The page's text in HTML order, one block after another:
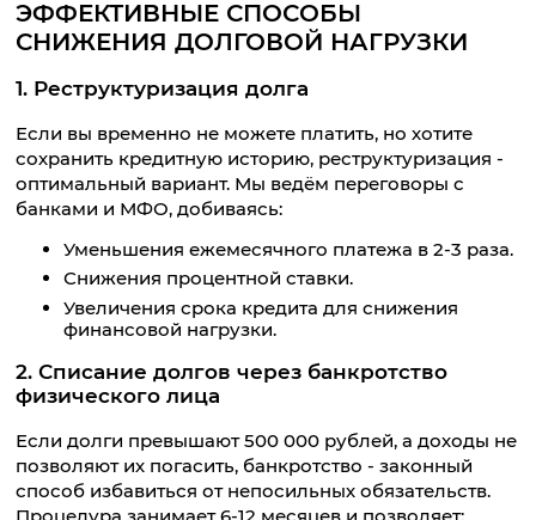
ЭФФЕКТИВНЫЕ СПОСОБЫ
СНИЖЕНИЯ ДОЛГОВОЙ НАГРУЗКИ
1. Реструктуризация долга
Если вы временно не можете платить, но хотите
сохранить кредитную историю, реструктуризация -
оптимальный вариант. Мы ведём переговоры с
банками и МФО, добиваясь:
Уменьшения ежемесячного платежа в 2-3 раза.
Снижения процентной ставки.
Увеличения срока кредита для снижения
финансовой нагрузки.
2. Списание долгов через банкротство
физического лица
Если долги превышают 500 000 рублей, а доходы не
позволяют их погасить, банкротство - законный
способ избавиться от непосильных обязательств.